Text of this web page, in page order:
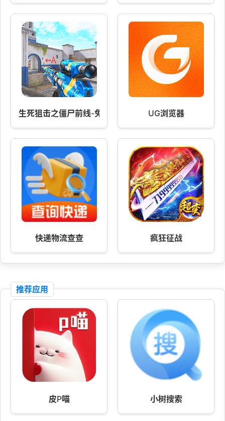
生死狙击之僵尸前线-免费送枪 UG浏览器
快递物流查查 疯狂征战
推荐应用
皮P喵 小树搜索